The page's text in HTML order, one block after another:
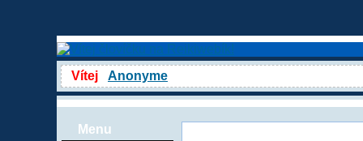
Vítej Anonyme
Menu